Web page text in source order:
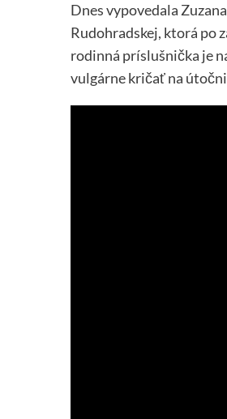
Dnes vypovedala
Rudohradskej, ktorá po
rodinná príslušnička je
vulgárne kričať na